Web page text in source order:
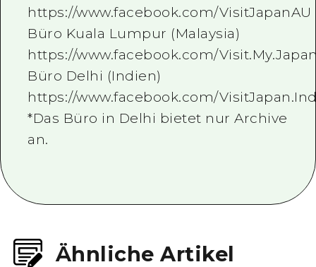
https://www.facebook.com/VisitJapanAU
Büro Kuala Lumpur (Malaysia)
https://www.facebook.com/
Büro Delhi (Indien)
https://www.facebook.com/
*Das Büro in Delhi bietet nur Archive
an.
Ähnliche Artikel